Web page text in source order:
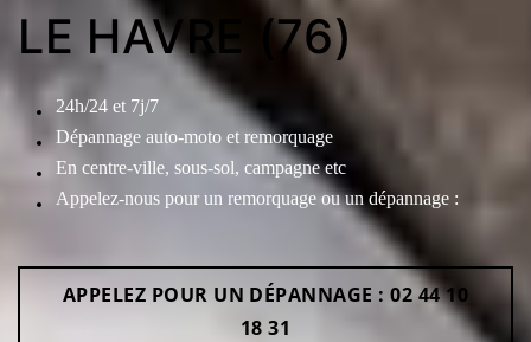
LE HAVRE (76)
24h/24 et 7j/7
Dépannage auto-moto et remorquage
En centre-ville, sous-sol, campagne etc
Appelez-nous pour un remorquage ou un dépannage :
APPELEZ POUR UN DÉPANNAGE : 02 44 10
18 31